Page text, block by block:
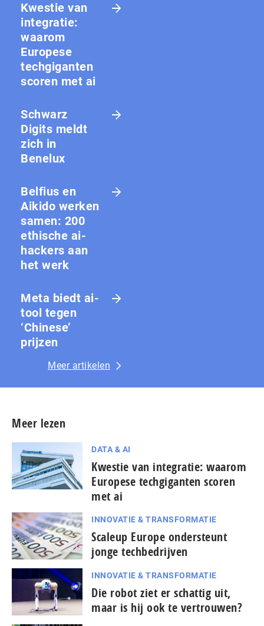
Kwestie van
integratie:
waarom
Europese
techgiganten
scoren met ai
Schwarz
Digits meldt
zich in
Benelux
Belfius en
Aikido werken
samen: 200
ethische ai-
hackers aan
het werk
Meta biedt ai-
tool tegen
‘Chinese’
prijzen
Meer artikelen
Meer lezen
DATA & AI
Kwestie van integratie: waarom
Europese techgiganten scoren
met ai
INNOVATIE & TRANSFORMATIE
Scaleup Europe ondersteunt
jonge techbedrijven
INNOVATIE & TRANSFORMATIE
Die robot ziet er schattig uit,
maar is hij ook te vertrouwen?